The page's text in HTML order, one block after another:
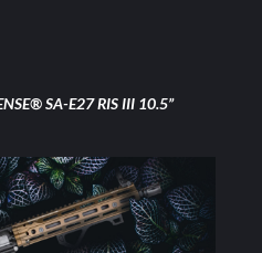
SA-E27 RIS III 10.5”